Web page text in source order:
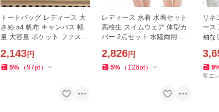
トートバッグ レディース 大
きめ a4 帆布 キャンバス 軽
量 大容量 ポケット ファスナ
おしゃれ カジュアル 通勤
2,143円
5% （97pt）
レディース 水着 水着セット
高校生 スイムウェア 体型カ
バー 2点セット 水陸両用 日
プス ショートパンツ 夏 韓国
風 おしゃれ 海辺
2,826円
5% （128pt）
リネ
ース
袖な
シャ
9
要エ